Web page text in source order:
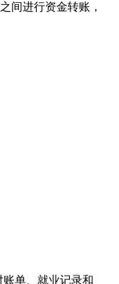
间进行资金转账，
账单、就业记录和